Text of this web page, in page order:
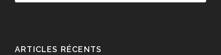
ARTICLES RÉCENTS